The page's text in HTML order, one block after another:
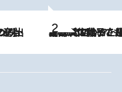
2026.8.5
【阿川佐和子さんの年とる力】なぜ70代で始めた趣味は“こんなに楽しい”のか？ ピアノ、俳句…スランプに陥っても続けられる“ある秘訣”とは